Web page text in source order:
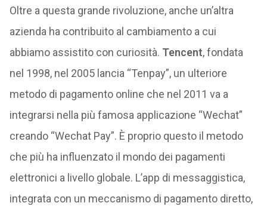
Oltre a questa grande rivoluzione, anche un’altra
azienda ha contribuito al cambiamento a cui
abbiamo assistito con curiosità. Tencent, fondata
nel 1998, nel 2005 lancia “Tenpay”, un ulteriore
metodo di pagamento online che nel 2011 va a
integrarsi nella più famosa applicazione “Wechat”
creando “Wechat Pay”. È proprio questo il metodo
che più ha influenzato il mondo dei pagamenti
elettronici a livello globale. L’app di messaggistica,
integrata con un meccanismo di pagamento diretto,